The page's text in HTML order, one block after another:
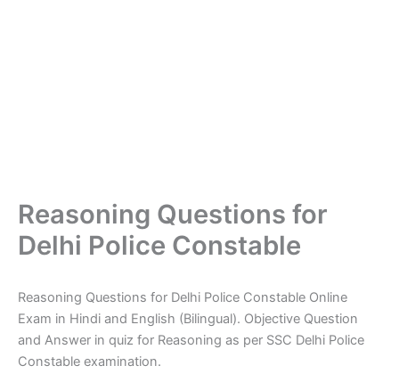
Reasoning Questions for
Delhi Police Constable
Reasoning Questions for Delhi Police Constable Online
Exam in Hindi and English (Bilingual). Objective Question
and Answer in quiz for Reasoning as per SSC Delhi Police
Constable examination.